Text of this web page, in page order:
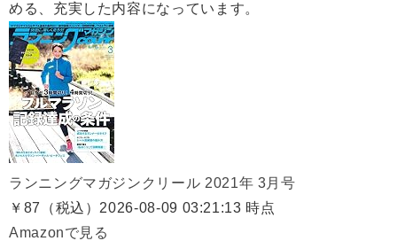
める、充実した内容になっています。
ランニングマガジンクリール 2021年 3月号
￥87（税込） 2026-08-09 03:21:13 時点
Amazonで見る